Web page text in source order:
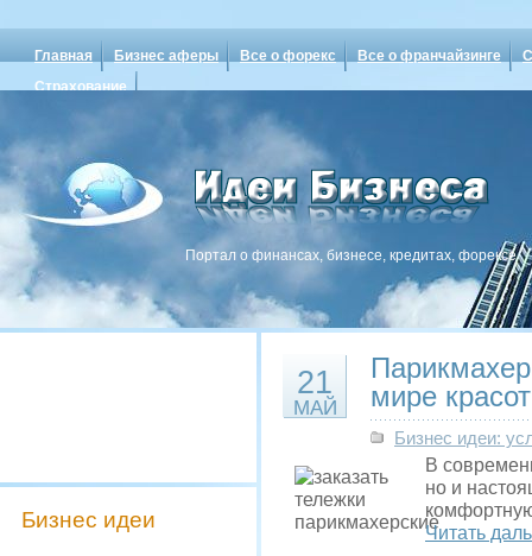
Главная Бизнес аферы Все о форекс Все о франчайзинге
Страхование
Портал о финансах, бизнесе, кредитах, форексе
Бизнес идеи
21
МАЙ
мире
Бизнес идеи:
В
но и
Читать